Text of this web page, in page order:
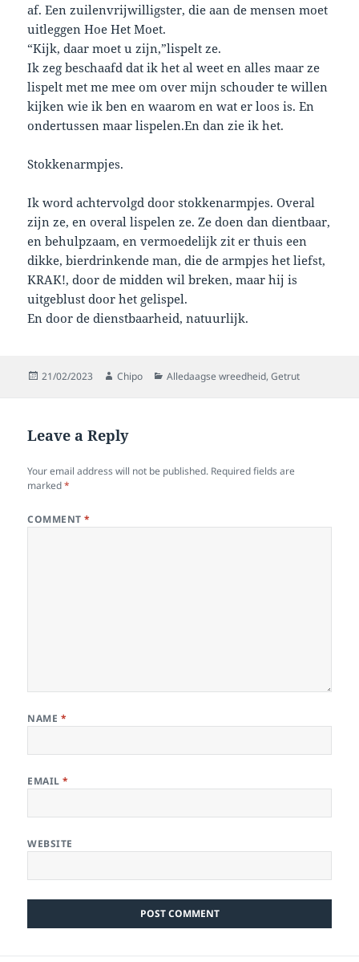
af. Een zuilenvrijwilligster, die aan de mensen moet
uitleggen Hoe Het Moet.
“Kijk, daar moet u zijn,”lispelt ze.
Ik zeg beschaafd dat ik het al weet en alles maar ze
lispelt met me mee om over mijn schouder te willen
kijken wie ik ben en waarom en wat er loos is. En
ondertussen maar lispelen.En dan zie ik het.
Stokkenarmpjes.
Ik word achtervolgd door stokkenarmpjes. Overal
zijn ze, en overal lispelen ze. Ze doen dan dientbaar,
en behulpzaam, en vermoedelijk zit er thuis een
dikke, bierdrinkende man, die de armpjes het liefst,
KRAK!, door de midden wil breken, maar hij is
uitgeblust door het gelispel.
En door de dienstbaarheid, natuurlijk.
Posted
21/02/2023 Author
Chipo Categories
Alledaagse wreedheid,Getrut
Leave a Reply
Your email address will not be published. Required fields are
marked*
COMMENT*
NAME *
EMAIL*
WEBSITE